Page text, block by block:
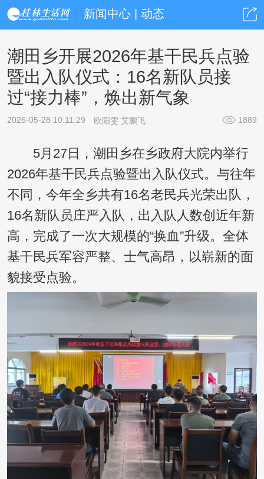
新闻中心 | 动态
潮田乡开展2026年基干民兵点验
暨出入队仪式：16名新队员接
过“接力棒”，焕出新气象
2026-05-28 10:11:29 欧阳雯 艾鹏飞 1889
5月27日，潮田乡在乡政府大院内举行
2026年基干民兵点验暨出入队仪式。与往年
不同，今年全乡共有16名老民兵光荣出队，
16名新队员庄严入队，出入队人数创近年新
高，完成了一次大规模的“换血”升级。全体
基干民兵军容严整、士气高昂，以崭新的面
貌接受点验。